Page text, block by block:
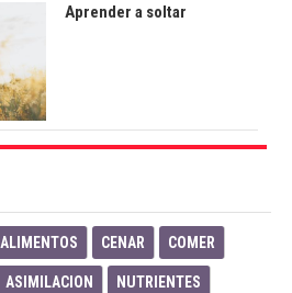
Aprender a soltar
ALIMENTOS CENAR COMER
ASIMILACION NUTRIENTES